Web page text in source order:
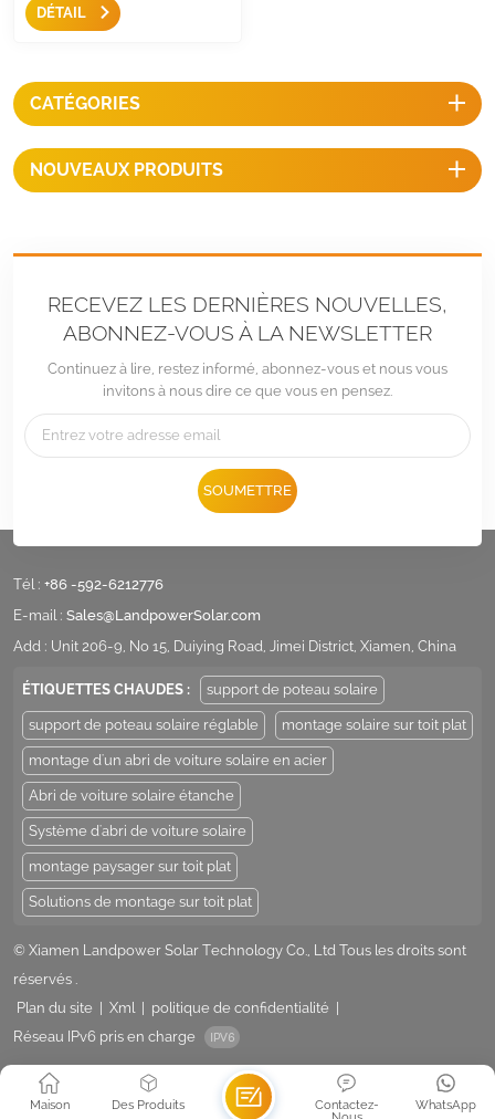
acier inoxydable 304, le
encliquetable pour la plupart
des rails de montage
européens.
DÉTAIL
CATÉGORIES
NOUVEAUX PRODUITS
RECEVEZ LES DERNIÈRES NOUVELLES,
ABONNEZ-VOUS À LA NEWSLETTER
Continuez à lire, restez informé, abonnez-vous et nous vous
invitons à nous dire ce que vous en pensez.
SOUMETTRE
Tél : +86 -592-6212776
E-mail : Sales@LandpowerSolar.com
Add : Unit 206-9, No 15, Duiying Road, Jimei District, Xiamen, China
ÉTIQUETTES CHAUDES : support de poteau solaire
support de poteau solaire réglable montage solaire sur toit plat
montage d'un abri de voiture solaire en acier
Abri de voiture solaire étanche
Système d'abri de voiture solaire
montage paysager sur toit plat
Solutions de montage sur toit plat
© Xiamen Landpower Solar Technology Co., Ltd Tous les droits sont
réservés .
Plan du site
Xml politique de confidentialité
Réseau IPv6 pris en charge
Maison Des Produits WhatsApp
Contactez-